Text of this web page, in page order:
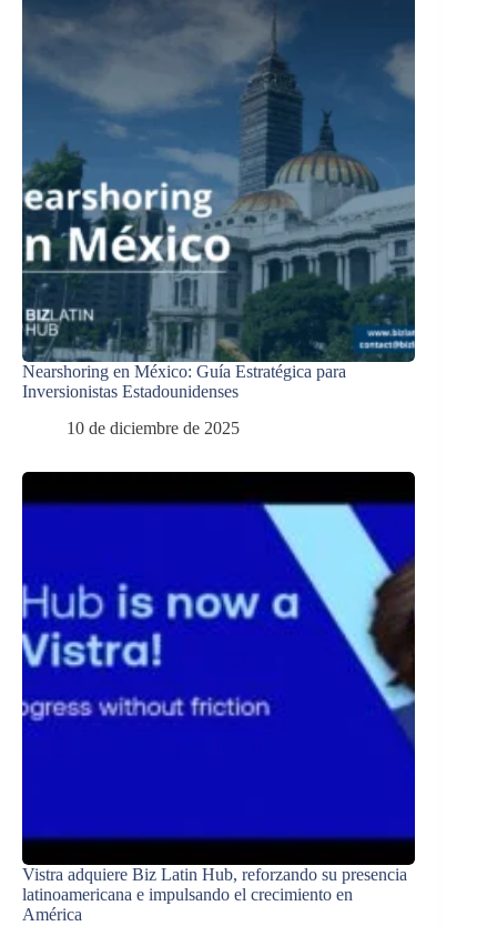
Nearshoring en México: Guía Estratégica para
Inversionistas Estadounidenses
10 de diciembre de 2025
Vistra adquiere Biz Latin Hub, reforzando su presencia
latinoamericana e impulsando el crecimiento en
América